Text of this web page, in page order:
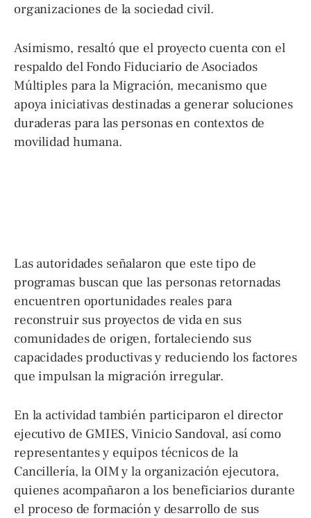
organizaciones de la sociedad civil.
Asimismo, resaltó que el proyecto cuenta con el
respaldo del Fondo Fiduciario de Asociados
Múltiples para la Migración, mecanismo que
apoya iniciativas destinadas a generar soluciones
duraderas para las personas en contextos de
movilidad humana.
Las autoridades señalaron que este tipo de
programas buscan que las personas retornadas
encuentren oportunidades reales para
reconstruir sus proyectos de vida en sus
comunidades de origen, fortaleciendo sus
capacidades productivas y reduciendo los factores
que impulsan la migración irregular.
En la actividad también participaron el director
ejecutivo de GMIES, Vinicio Sandoval, así como
representantes y equipos técnicos de la
Cancillería, la OIM y la organización ejecutora,
quienes acompañaron a los beneficiarios durante
el proceso de formación y desarrollo de sus